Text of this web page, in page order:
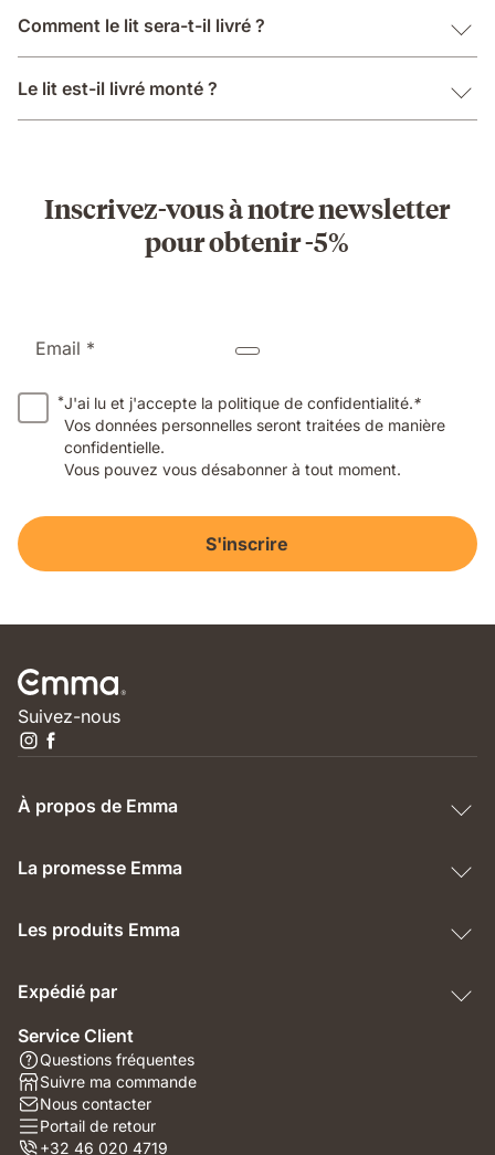
Comment le lit sera-t-il livré ?
Le lit est-il livré monté ?
Inscrivez-vous à notre newsletter
pour obtenir -5%
Email *
*J'ai lu et j'accepte la politique de confidentialité.*
Vos données personnelles seront traitées de manière
confidentielle.
Vous pouvez vous désabonner à tout moment.
S'inscrire
Suivez-nous
À propos de Emma
La promesse Emma
Les produits Emma
Expédié par
Service Client
Questions fréquentes
Suivre ma commande
Nous contacter
Portail de retour
+32 46 020 4719